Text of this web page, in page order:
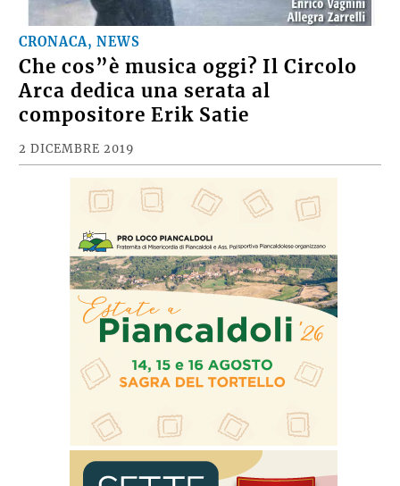
CRONACA, NEWS
Che cos”è musica oggi? Il Circolo
Arca dedica una serata al
compositore Erik Satie
2 DICEMBRE 2019